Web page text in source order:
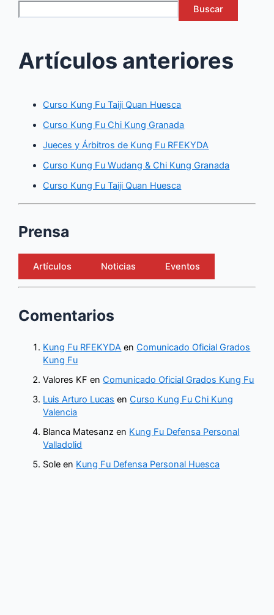
Buscar
Artículos anteriores
Curso Kung Fu Taiji Quan Huesca
Curso Kung Fu Chi Kung Granada
Jueces y Árbitros de Kung Fu RFEKYDA
Curso Kung Fu Wudang & Chi Kung Granada
Curso Kung Fu Taiji Quan Huesca
Prensa
Artículos Noticias Eventos
Comentarios
Kung Fu RFEKYDA enComunicado Oficial Grados
Kung Fu
Valores KF enComunicado Oficial Grados Kung Fu
Luis Arturo Lucas enCurso Kung Fu Chi Kung
Valencia
Blanca Matesanz en Kung Fu Defensa Personal
Valladolid
Sole en Kung Fu Defensa Personal Huesca